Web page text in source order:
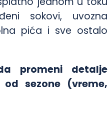
sokovi, uvozna
pića i sve ostalo
promeni detalje
sezone (vreme,